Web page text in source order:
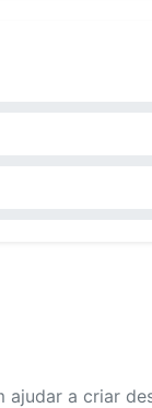
ajudar a criar